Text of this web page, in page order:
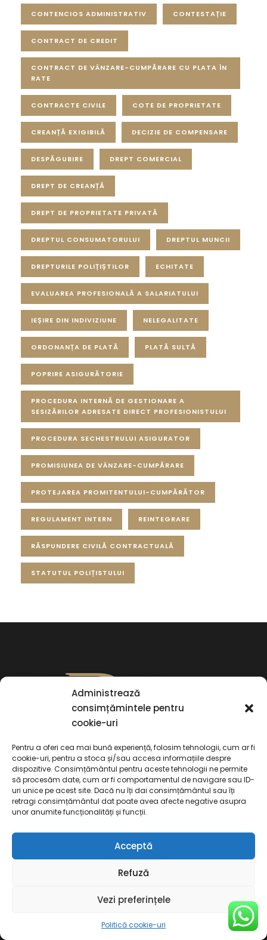
Administrează
consimțămintele pentru
cookie-uri
Pentru a oferi cea mai bună experiență, folosim tehnologii, cum ar fi
cookie-uri, pentru a stoca și/sau accesa informațiile despre
dispozitive. Consimțământul pentru aceste tehnologii ne permite
să procesăm date, cum ar fi comportamentul de navigare sau ID-
uri unice pe acest site. Dacă nu îți dai consimțământul sau îți
retragi consimțământul dat poate avea afecte negative asupra
unor anumite funcționalități și funcții.
Acceptă
Refuză
Vezi preferințele
Politică cookie-uri
CONTENCIOS ADMINISTRATIV CONTESTAȚIE
CONTRACT DE CREDIT
CONTRACT DE VÂNZARE-CUMPĂRARE CU PLATA ÎN
RATE
CONTRACTE CIVILE COTE DE PROPRIETATE
CREANȚĂ EXIGIBILĂ DECIZIE DE COMPENSARE
DESPĂGUBIRE DREPT COMERCIAL
DREPT DE CREANȚĂ
DREPT DE PROPRIETATE PRIVATĂ
DREPTUL CONSUMATORULUI DREPTUL MUNCII
DREPTURILE POLIȚIȘTILOR ECHITATE
EVALUAREA PROFESIONALĂ A SALARIATULUI
IEȘIRE DIN INDIVIZIUNE NELEGALITATE
ORDONANȚA DE PLATĂ PLATĂ SULTĂ
POPRIRE ASIGURĂTORIE
PROCEDURA INTERNĂ DE GESTIONARE A
SESIZĂRILOR ADRESATE DIRECT PROFESIONISTULUI
PROCEDURA SECHESTRULUI ASIGURATOR
PROMISIUNEA DE VÂNZARE-CUMPĂRARE
PROTEJAREA PROMITENTULUI-CUMPĂRĂTOR
REGULAMENT INTERN REINTEGRARE
RĂSPUNDERE CIVILĂ CONTRACTUALĂ
STATUTUL POLIȚISTULUI
Contact